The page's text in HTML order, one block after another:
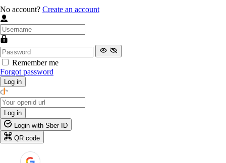
No account? Create an account
Remember me
Forgot password
Log in
Log in
Login with Sber ID
QR code